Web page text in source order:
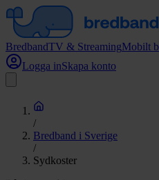
BredbandTV & StreamingMobilt
Logga inSkapa konto
/
Bredband i Sverige
/
Sydkoster